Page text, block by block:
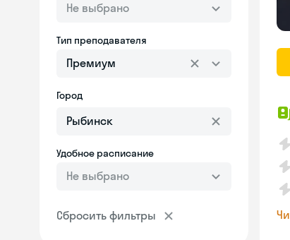
Не выбрано
Тип преподавателя
Премиум
Город
Удобное расписание
Не выбрано
Сбросить фильтры